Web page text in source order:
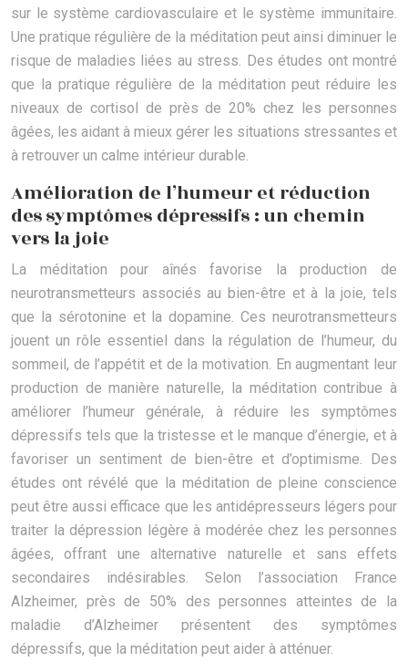
sur le système cardiovasculaire et le système immunitaire.
Une pratique régulière de la méditation peut ainsi diminuer le
risque de maladies liées au stress. Des études ont montré
que la pratique régulière de la méditation peut réduire les
niveaux de cortisol de près de 20% chez les personnes
âgées, les aidant à mieux gérer les situations stressantes et
à retrouver un calme intérieur durable.
Amélioration de l’humeur et réduction
des symptômes dépressifs : un chemin
vers la joie
La méditation pour aînés favorise la production de
neurotransmetteurs associés au bien-être et à la joie, tels
que la sérotonine et la dopamine. Ces neurotransmetteurs
jouent un rôle essentiel dans la régulation de l’humeur, du
sommeil, de l’appétit et de la motivation. En augmentant leur
production de manière naturelle, la méditation contribue à
améliorer l’humeur générale, à réduire les symptômes
dépressifs tels que la tristesse et le manque d’énergie, et à
favoriser un sentiment de bien-être et d’optimisme. Des
études ont révélé que la méditation de pleine conscience
peut être aussi efficace que les antidépresseurs légers pour
traiter la dépression légère à modérée chez les personnes
âgées, offrant une alternative naturelle et sans effets
secondaires indésirables. Selon l’association France
Alzheimer, près de 50% des personnes atteintes de la
maladie d’Alzheimer présentent des symptômes
dépressifs, que la méditation peut aider à atténuer.